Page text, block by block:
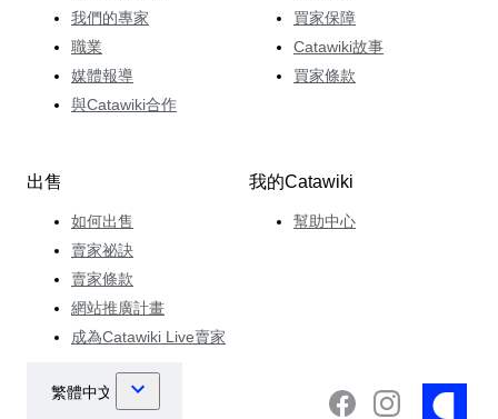
我們的專家
職業
媒體報導
與Catawiki合作
買家保障
Catawiki故事
買家條款
出售
如何出售
賣家祕訣
賣家條款
網站推廣計畫
成為Catawiki Live賣家
我的Catawiki
幫助中心